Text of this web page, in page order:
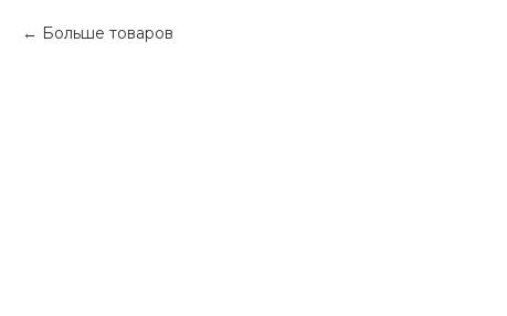
Больше товаров